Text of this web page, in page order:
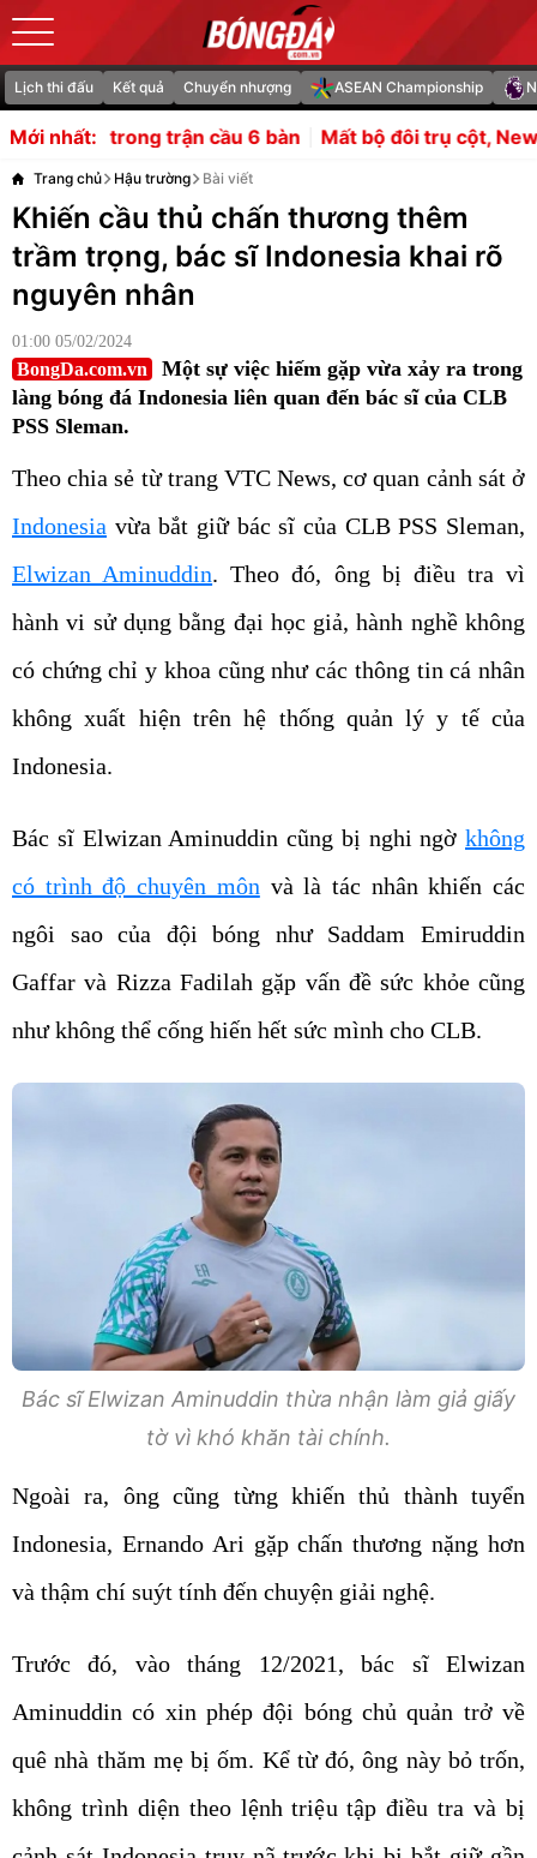
Lịch thi đấu Kết quả Chuyển nhượng ASEAN Championship
Mới nhất:
6 bàn Mất bộ đôi trụ cột, Newcastle săn Palhinha
Trang chủ Hậu trường Bài viết
Khiến cầu thủ chấn thương thêm
trầm trọng, bác sĩ Indonesia khai rõ
nguyên nhân
01:00 05/02/2024
BongDa.com.vn
Một sự việc hiếm gặp vừa xảy ra trong
làng bóng đá Indonesia liên quan đến bác sĩ của CLB
PSS Sleman.
Theo chia sẻ từ trang VTC News, cơ quan cảnh sát ở
Indonesia vừa bắt giữ bác sĩ của CLB PSS Sleman,
Elwizan Aminuddin. Theo đó, ông bị điều tra vì
hành vi sử dụng bằng đại học giả, hành nghề không
có chứng chỉ y khoa cũng như các thông tin cá nhân
không xuất hiện trên hệ thống quản lý y tế của
Indonesia.
Bác sĩ Elwizan Aminuddin cũng bị nghi ngờ không
có trình độ chuyên môn và là tác nhân khiến các
ngôi sao của đội bóng như Saddam Emiruddin
Gaffar và Rizza Fadilah gặp vấn đề sức khỏe cũng
như không thể cống hiến hết sức mình cho CLB.
Bác sĩ Elwizan Aminuddin thừa nhận làm giả giấy
tờ vì khó khăn tài chính.
Ngoài ra, ông cũng từng khiến thủ thành tuyển
Indonesia, Ernando Ari gặp chấn thương nặng hơn
và thậm chí suýt tính đến chuyện giải nghệ.
Trước đó, vào tháng 12/2021, bác sĩ Elwizan
Aminuddin có xin phép đội bóng chủ quản trở về
quê nhà thăm mẹ bị ốm. Kể từ đó, ông này bỏ trốn,
không trình diện theo lệnh triệu tập điều tra và bị